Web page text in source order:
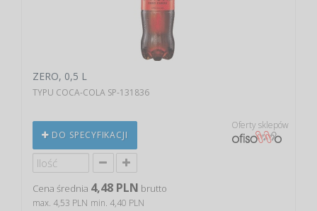
ZERO, 0,5 L
TYPU COCA-COLA SP-131836
DO SPECYFIKACJI
Oferty sklepów
Cena średnia 4,48 PLN brutto
max. 4,53 PLN min. 4,40 PLN